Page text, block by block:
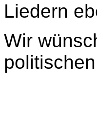
Liedern
Wir